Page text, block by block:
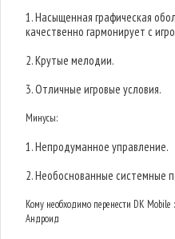
1. Насыщенная графическая
качественно гармонирует с
2. Крутые мелодии.
3. Отличные игровые условия.
Минусы:
1. Непродуманное управление.
2. Необоснованные системные
Кому необходимо перенести DK
Андроид